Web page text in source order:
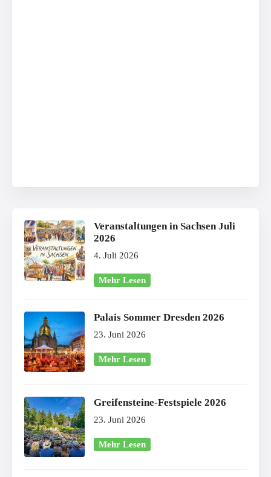
Veranstaltungen in Sachsen Juli
2026
4. Juli 2026
Mehr Lesen
Palais Sommer Dresden 2026
23. Juni 2026
Mehr Lesen
Greifensteine-Festspiele 2026
23. Juni 2026
Mehr Lesen